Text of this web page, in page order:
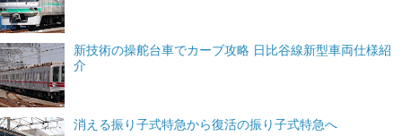
新技術の操舵台車でカーブ攻略 日比谷線新型車両仕様紹
介
消える振り子式特急から復活の振り子式特急へ